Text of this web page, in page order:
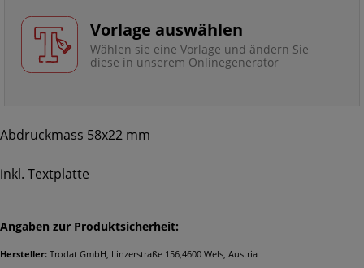
Vorlage auswählen
Wählen sie eine Vorlage und ändern Sie
diese in unserem Onlinegenerator
Abdruckmass 58x22 mm
inkl. Textplatte
Angaben zur Produktsicherheit:
Hersteller: Trodat GmbH, Linzerstraße 156,4600 Wels, Austria